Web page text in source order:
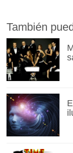
También